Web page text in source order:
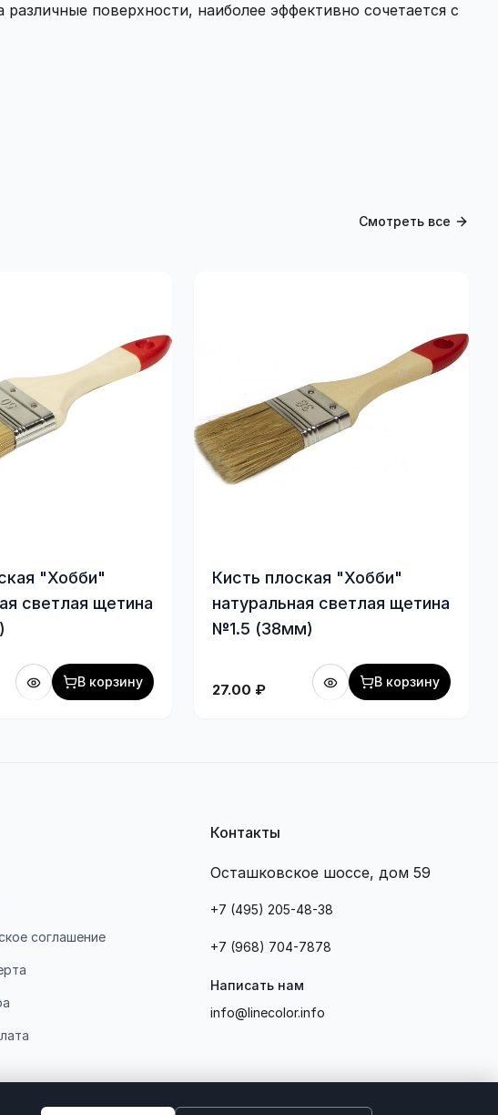
поверхности, наиболее эффективно сочетается с
Смотреть все
"Хобби"
светлая щетина
В корзину
Кисть плоская "Хобби"
натуральная светлая щетина
№1.5 (38мм)
27.00 ₽ В корзину
соглашение
Контакты
Осташковское шоссе, дом 59
+7 (495) 205-48-38
+7 (968) 704-7878
Написать нам
info@linecolor.info